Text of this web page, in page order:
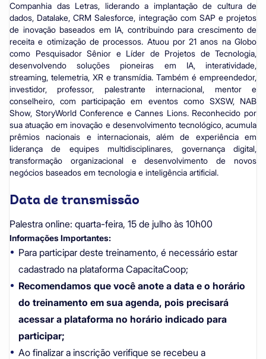
Companhia das Letras, liderando a implantação de cultura de
dados, Datalake, CRM Salesforce, integração com SAP e projetos
de inovação baseados em IA, contribuindo para crescimento de
receita e otimização de processos. Atuou por 21 anos na Globo
como Pesquisador Sênior e Líder de Projetos de Tecnologia,
desenvolvendo soluções pioneiras em IA, interatividade,
streaming, telemetria, XR e transmídia. Também é empreendedor,
investidor, professor, palestrante internacional, mentor e
conselheiro, com participação em eventos como SXSW, NAB
Show, StoryWorld Conference e Cannes Lions. Reconhecido por
sua atuação em inovação e desenvolvimento tecnológico, acumula
prêmios nacionais e internacionais, além de experiência em
liderança de equipes multidisciplinares, governança digital,
transformação organizacional e desenvolvimento de novos
negócios baseados em tecnologia e inteligência artificial.
Data de transmissão
Palestra online: quarta-feira, 15 de julho às 10h00
Informações Importantes:
Para participar deste treinamento, é necessário estar
cadastrado na plataforma CapacitaCoop;
Recomendamos que você anote a data e o horário
do treinamento em sua agenda, pois precisará
acessar a plataforma no horário indicado para
participar;
Ao finalizar a inscrição verifique se recebeu a